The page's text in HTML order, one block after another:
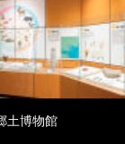
土博物館